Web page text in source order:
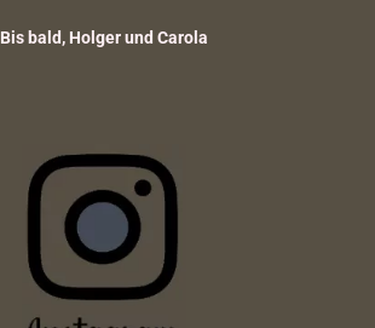
Bis bald, Holger und Carola